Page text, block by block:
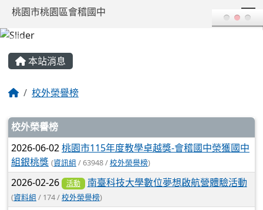
桃園市桃園區會稽國中
本站消息
校外榮譽榜
文章列表
校外榮譽榜
2026-06-02桃園市115年度教學卓越獎-會稽國中榮獲國中
組銀桃獎 (資訊組 / 63948 /校外榮譽榜)
2026-02-26 活動 南臺科技大學數位夢想啟航營體驗活動
(資料組 / 174 /校外榮譽榜)